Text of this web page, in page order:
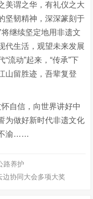
美谓之华，有礼仪之大
坚韧精神，深深篆刻于
将继续坚定地用非遗文
代生活，观望未来发展
“流动”起来，“传承”下
留胜迹，吾辈复登
怀自信，向世界讲好中
为做好新时代非遗文化
不渝……
路养护
边协同大会多项大奖